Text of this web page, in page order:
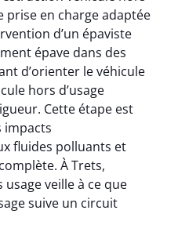
prise en charge adaptée
d’un épaviste
épave dans des
d’orienter le véhicule
hors d’usage
Cette étape est
impacts
fluides polluants et
À Trets,
veille à ce que
suive un circuit